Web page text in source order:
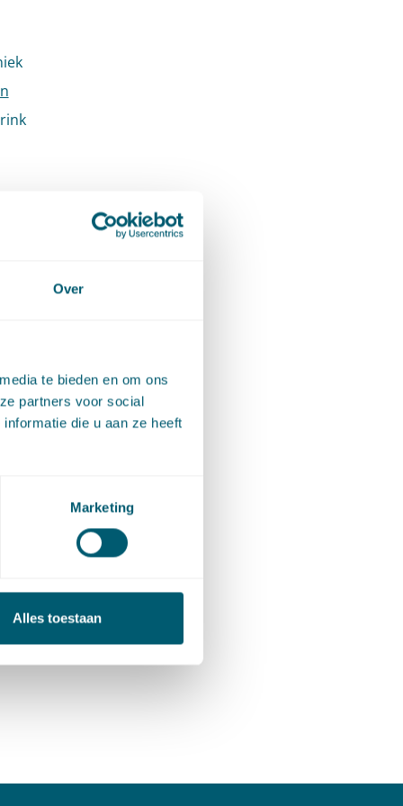
Over
te bieden en om ons
partners voor social
die u aan ze heeft
Marketing
Alles toestaan
Rus-